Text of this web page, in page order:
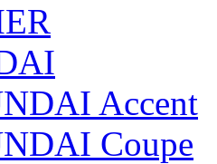
Accent
Coupe